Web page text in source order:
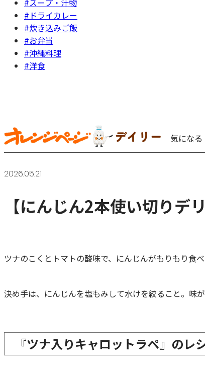
#スープ・汁物
#ドライカレー
#炊き込みご飯
#お弁当
#沖縄料理
#洋食
気にな
2026.05.21
【にんじん2本使い切りデ
ツナのこくとトマトの酸味で、にんじんがもりもり食
決め手は、にんじんを塩もみして水けを絞ること。味
『ツナ入りキャロットラペ』のレ